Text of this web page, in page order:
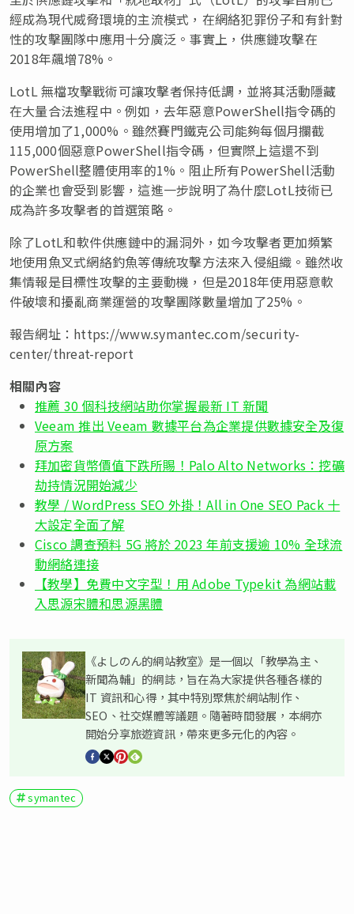
經成為現代威脅環境的主流模式，在網絡犯罪份子和有針對
性的攻擊團隊中應用十分廣泛。事實上，供應鏈攻擊在
2018年飆增78%。
LotL 無檔攻擊戰術可讓攻擊者保持低調，並將其活動隱藏
在大量合法進程中。例如，去年惡意PowerShell指令碼的
使用增加了1,000%。雖然賽門鐵克公司能夠每個月攔截
115,000個惡意PowerShell指令碼，但實際上這還不到
PowerShell整體使用率的1%。阻止所有PowerShell活動
的企業也會受到影響，這進一步說明了為什麼LotL技術已
成為許多攻擊者的首選策略。
除了LotL和軟件供應鏈中的漏洞外，如今攻擊者更加頻繁
地使用魚叉式網絡釣魚等傳統攻擊方法來入侵組織。雖然收
集情報是目標性攻擊的主要動機，但是2018年使用惡意軟
件破壞和擾亂商業運營的攻擊團隊數量增加了25%。
報告網址：https://www.symantec.com/security-
center/threat-report
相關內容
推薦 30 個科技網站助你掌握最新 IT 新聞
Veeam 推出 Veeam 數據平台為企業提供數據安全及復
原方案
拜加密貨幣價值下跌所賜！Palo Alto Networks：挖礦
劫持情況開始減少
教學 / WordPress SEO 外掛！All in One SEO Pack 十
大設定全面了解
Cisco 調查預料 5G 將於 2023 年前支援逾 10% 全球流
動網絡連接
【教學】免費中文字型！用 Adobe Typekit 為網站載
入思源宋體和思源黑體
《よしのん的網站教室》是一個以「教學為主、
新聞為輔」的網誌，旨在為大家提供各種各樣的
IT 資訊和心得，其中特別聚焦於網站制作、
SEO、社交媒體等議題。隨著時間發展，本網亦
開始分享旅遊資訊，帶來更多元化的內容。
symantec